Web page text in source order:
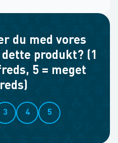
du med vores
produkt? (1
5 = meget
3 4 5